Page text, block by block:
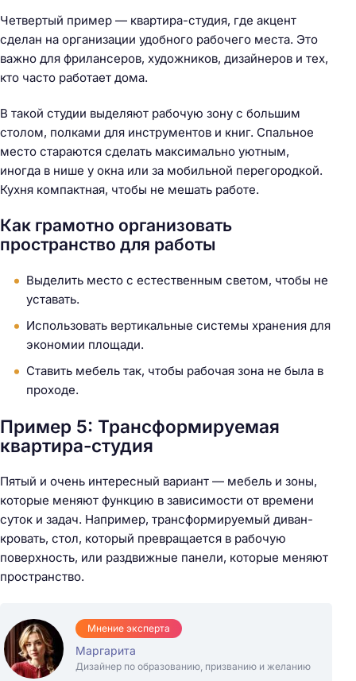
Четвертый пример — квартира-студия, где акцент
сделан на организации удобного рабочего места. Это
важно для фрилансеров, художников, дизайнеров и тех,
кто часто работает дома.
В такой студии выделяют рабочую зону с большим
столом, полками для инструментов и книг. Спальное
место стараются сделать максимально уютным,
иногда в нише у окна или за мобильной перегородкой.
Кухня компактная, чтобы не мешать работе.
Как грамотно организовать
пространство для работы
Выделить место с естественным светом, чтобы не
уставать.
Использовать вертикальные системы хранения для
экономии площади.
Ставить мебель так, чтобы рабочая зона не была в
проходе.
Пример 5: Трансформируемая
квартира-студия
Пятый и очень интересный вариант — мебель и зоны,
которые меняют функцию в зависимости от времени
суток и задач. Например, трансформируемый диван-
кровать, стол, который превращается в рабочую
поверхность, или раздвижные панели, которые меняют
пространство.
Мнение эксперта
Маргарита
Дизайнер по образованию, призванию и желанию